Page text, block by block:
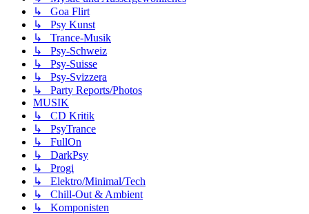
↳ Goa Flirt
↳ Psy Kunst
↳ Trance-Musik
↳ Psy-Schweiz
↳ Psy-Suisse
↳ Psy-Svizzera
↳ Party Reports/Photos
MUSIK
↳ CD Kritik
↳ PsyTrance
↳ FullOn
↳ DarkPsy
↳ Progi
↳ Elektro/Minimal/Tech
↳ Chill-Out & Ambient
↳ Komponisten